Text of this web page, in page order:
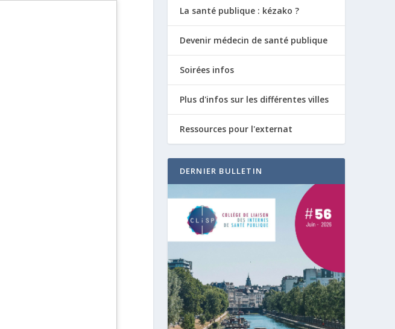
La santé publique : kézako ?
Devenir médecin de santé publique
Soirées infos
Plus d'infos sur les différentes villes
Ressources pour l'externat
DERNIER BULLETIN